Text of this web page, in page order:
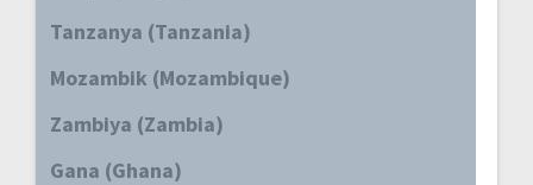
Tanzanya (Tanzania)
Mozambik (Mozambique)
Zambiya (Zambia)
Gana (Ghana)